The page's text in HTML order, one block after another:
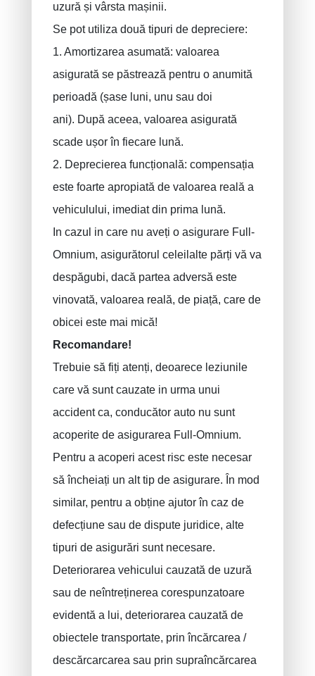
uzură și vârsta mașinii.
Se pot utiliza două tipuri de depreciere:
1. Amortizarea asumată: valoarea
asigurată se păstrează pentru o anumită
perioadă (șase luni, unu sau doi
ani). După aceea, valoarea asigurată
scade ușor în fiecare lună.
2. Deprecierea funcțională: compensația
este foarte apropiată de valoarea reală a
vehiculului, imediat din prima lună.
In cazul in care nu aveți o asigurare Full-
Omnium, asigurătorul celeilalte părți vă va
despăgubi, dacă partea adversă este
vinovată, valoarea reală, de piață, care de
obicei este mai mică!
Recomandare!
Trebuie să fiți atenți, deoarece leziunile
care vă sunt cauzate in urma unui
accident ca, conducător auto nu sunt
acoperite de asigurarea Full-Omnium.
Pentru a acoperi acest risc este necesar
să încheiați un alt tip de asigurare. În mod
similar, pentru a obține ajutor în caz de
defecțiune sau de dispute juridice, alte
tipuri de asigurări sunt necesare.
Deteriorarea vehicului cauzată de uzură
sau de neîntreținerea corespunzatoare
evidentă a lui, deteriorarea cauzată de
obiectele transportate, prin încărcarea /
descărcarcarea sau prin supraîncărcarea